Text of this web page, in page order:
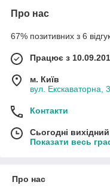
Про нас
67% позитивних з 6
Працює з
м. Київ
вул. Екскаваторна,
Контакти
Сьогодні вихідний
Показати весь
Про нас